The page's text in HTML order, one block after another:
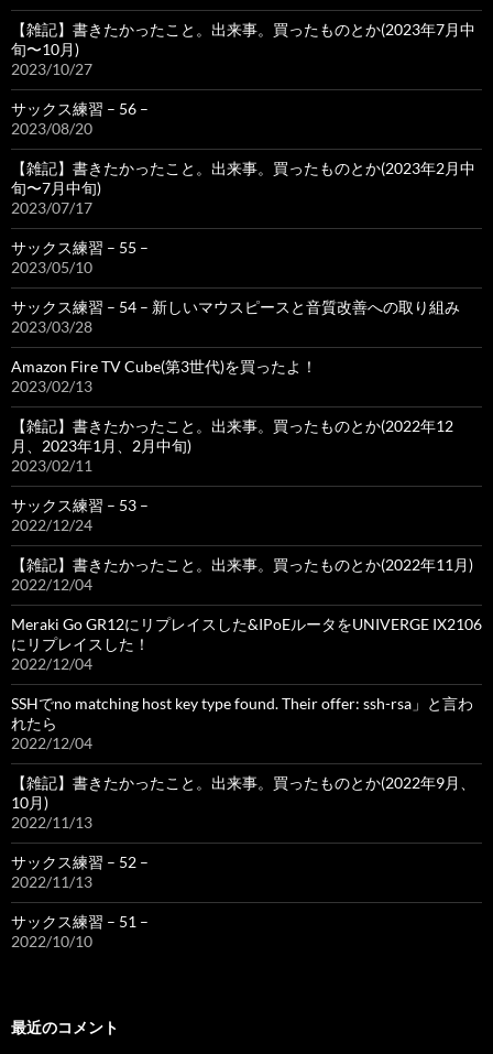
【雑記】書きたかったこと。出来事。買ったものとか(2023年7月中
旬〜10月)
2023/10/27
サックス練習 – 56 –
2023/08/20
【雑記】書きたかったこと。出来事。買ったものとか(2023年2月中
旬〜7月中旬)
2023/07/17
サックス練習 – 55 –
2023/05/10
サックス練習 – 54 – 新しいマウスピースと音質改善への取り組み
2023/03/28
Amazon Fire TV Cube(第3世代)を買ったよ！
2023/02/13
【雑記】書きたかったこと。出来事。買ったものとか(2022年12
月、2023年1月、2月中旬)
2023/02/11
サックス練習 – 53 –
2022/12/24
【雑記】書きたかったこと。出来事。買ったものとか(2022年11月)
2022/12/04
Meraki Go GR12にリプレイスした&IPoEルータをUNIVERGE IX2106
にリプレイスした！
2022/12/04
SSHでno matching host key type found. Their offer: ssh-rsa」と言わ
れたら
2022/12/04
【雑記】書きたかったこと。出来事。買ったものとか(2022年9月、
10月)
2022/11/13
サックス練習 – 52 –
2022/11/13
サックス練習 – 51 –
2022/10/10
最近のコメント